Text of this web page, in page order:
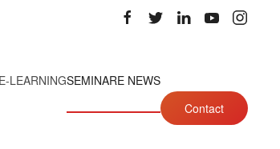
E-LEARNINGSEMINARE NEWS
Contact